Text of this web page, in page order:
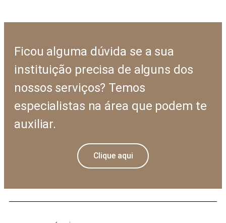
Ficou alguma dúvida se a sua
instituição precisa de alguns dos
nossos serviços? Temos
especialistas na área que podem te
auxiliar.
Clique aqui